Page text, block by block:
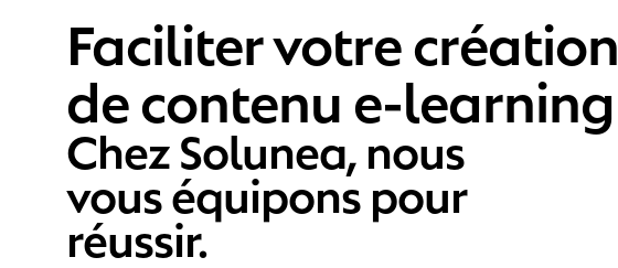
Faciliter votre création
de contenu e-learning
Chez Solunea, nous
vous équipons pour
réussir.